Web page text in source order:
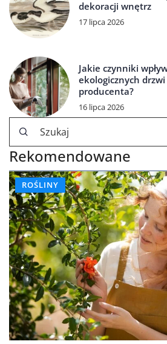
dekoracji wnętrz
17 lipca 2026
Jakie czynniki
ekologicznych
producenta?
16 lipca 2026
Rekomendowane
ROŚLINY